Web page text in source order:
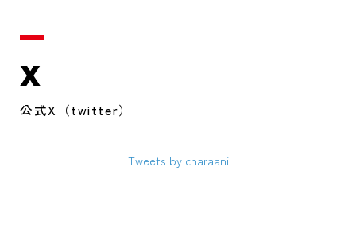
X
公式X（twitter）
Tweets by charaani